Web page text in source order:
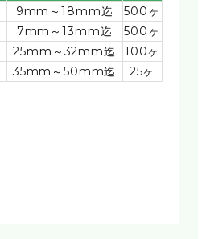
9mm～18mm迄
500ヶ
7mm～13mm迄
500ヶ
25mm～32mm迄
100ヶ
35mm～50mm迄 25ヶ